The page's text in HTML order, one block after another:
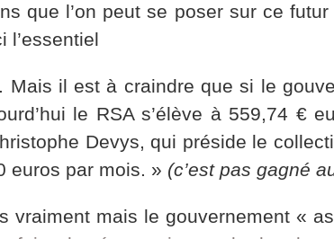
que l’on peut se poser sur ce
l’essentiel
il est à craindre que si le
le RSA s’élève à 559,74 €
Devys, qui préside le
euros par mois. » (c’est pas gagné
vraiment mais le gouvernement «